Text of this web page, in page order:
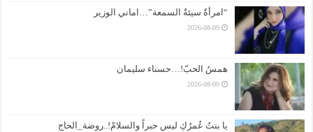
“امرأةٌ سيئةُ السمعة”…اماني الوزير
2026-08-09
همسُ الحبّ!…حسناء سليمان
2026-08-09
يا بنتُ عُمرُكِ ليس حبراً والسلامْ!..روضة_الحاج